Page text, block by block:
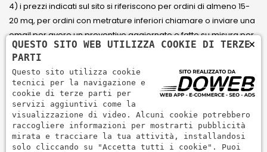
4) i prezzi indicati sul sito si riferiscono per ordini di almeno 15-
20 mq, per ordini con metrature inferiori chiamare o inviare una
email per avere un preventivo aggiornato e fatto su misura per
il cliente.
5) Paga con Carta di credito Visa, Visa Electron, Maestro,
Mastercard tramite il circuito PayPal. PayPal serve per pagare,
inviare denaro e accettare pagamenti in modo rapido,
semplice e sicuro.
×
QUESTO SITO WEB UTILIZZA COOKIE DI TERZE
PARTI
Questo sito utilizza cookie
tecnici per la navigazione e
cookie di terze parti per
servizi aggiuntivi come la
visualizzazione di video. Alcuni cookie potrebbero
raccogliere informazioni per mostrarti pubblicità
mirata e tracciare la tua attività, installandosi
solo cliccando su "Accetta tutti i cookie". Puoi